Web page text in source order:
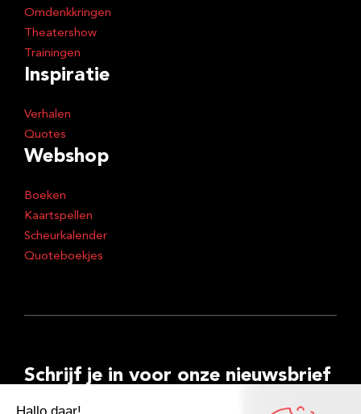
Omdenkkringen
Theatershow
Trainingen
Inspiratie
Verhalen
Quotes
Webshop
Boeken
Kaartspellen
Scheurkalender
Quoteboekjes
Schrijf je in voor onze nieuwsbrief